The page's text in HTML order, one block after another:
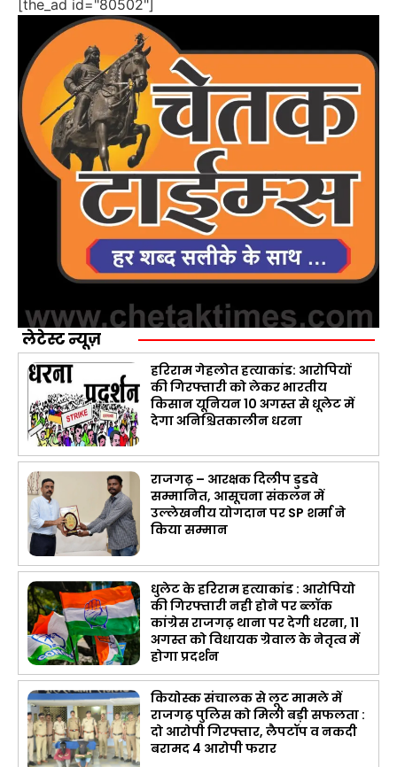
[the_ad id="80502"]
लेटेस्ट न्यूज़
हरिराम गेहलोत हत्याकांड: आरोपियों
की गिरफ्तारी को लेकर भारतीय
किसान यूनियन 10 अगस्त से धूलेट में
देगा अनिश्चितकालीन धरना
राजगढ़ – आरक्षक दिलीप डुडवे
सम्मानित, आसूचना संकलन में
उल्लेखनीय योगदान पर SP शर्मा ने
किया सम्मान
धुलेट के हरिराम हत्याकांड : आरोपियो
की गिरफ्तारी नही होने पर ब्लॉक
कांग्रेस राजगढ़ थाना पर देगी धरना, 11
अगस्त को विधायक ग्रेवाल के नेतृत्व में
होगा प्रदर्शन
कियोस्क संचालक से लूट मामले में
राजगढ़ पुलिस को मिली बड़ी सफलता :
दो आरोपी गिरफ्तार, लैपटॉप व नकदी
बरामद 4 आरोपी फरार